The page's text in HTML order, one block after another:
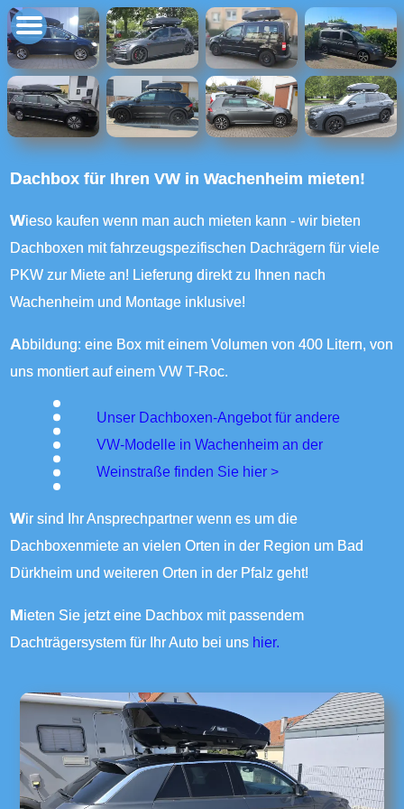
Dachbox für Ihren VW in Wachenheim mieten!
Wieso kaufen wenn man auch mieten kann - wir bieten
Dachboxen mit fahrzeugspezifischen Dachrägern für viele
PKW zur Miete an! Lieferung direkt zu Ihnen nach
Wachenheim und Montage inklusive!
Abbildung: eine Box mit einem Volumen von 400 Litern, von
uns montiert auf einem VW T-Roc.
Unser Dachboxen-Angebot für andere
VW-Modelle in Wachenheim an der
Weinstraße finden Sie hier >
Wir sind Ihr Ansprechpartner wenn es um die
Dachboxenmiete an vielen Orten in der Region um Bad
Dürkheim und weiteren Orten in der Pfalz geht!
Mieten Sie jetzt eine Dachbox mit passendem
Dachträgersystem für Ihr Auto bei uns hier.